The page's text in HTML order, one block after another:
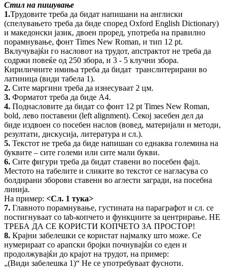
Стил на пишување
1.Трудовите треба да бидат напишани на англиски
(спелувањето треба да биде според Oxford English Dictionary)
и македонски јазик, двоен проред, употреба на правилно
порамнување, фонт Times New Roman, и тип 12 pt.
Вклучувајќи го насловот на трудот, апстрактот не треба да
содржи повеќе од 250 збора, и 3 - 5 клучни збора.
Кириличните имиња треба да бидат транслитерирани во
латиница (види табела 1).
2. Сите маргини треба да изнесуваат 2 цм.
3. Форматот треба да биде А4.
4. Поднасловите да бидат со фонт 12 pt Times New Roman,
bold, лево поставени (left alignment). Секој засебен дел да
биде издвоен со посебен наслов (вовед, материјали и методи,
резултати, дискусија, литература и сл.).
5. Текстот не треба да биде напишан со еднаква големина на
буквите – сите големи или сите мали букви.
6. Сите фигури треба да бидат ставени во посебен фајл.
Местото на табелите и сликите во текстот се нагласува со
болдирани зборови ставени во аглести загради, на посебна
линија.
На пример: <Сл. 1 тука>
7. Главното порамнување, густината на параграфот и сл. се
постигнуваат со tab-копчето и функциите за центрирање. НЕ
ТРЕБА ДА СЕ КОРИСТИ КОПЧЕТО ЗА ПРОСТОР!
8. Крајни забелешки се користат најмалку што може. Се
нумерираат со арапски бројки почнувајќи со еден и
продолжувајќи до крајот на трудот, на пример:
„(Види забелешка 1)“ Не се употребуваат фусноти.